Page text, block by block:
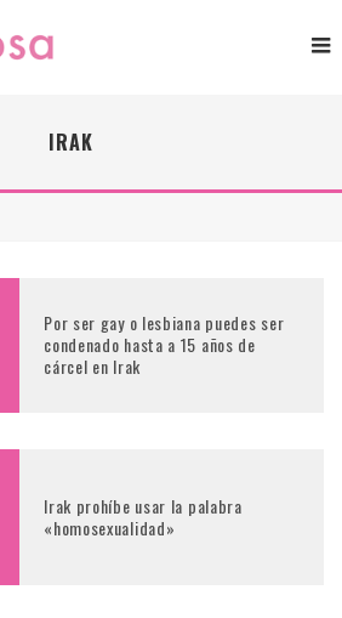
IRAK
Por ser gay o lesbiana puedes ser
condenado hasta a 15 años de
cárcel en Irak
Irak prohíbe usar la palabra
«homosexualidad»